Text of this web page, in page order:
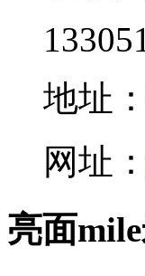
地址
网址：
亮面